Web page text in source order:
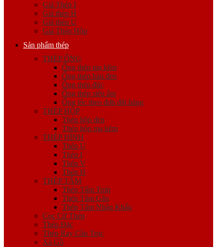
Giá Thép I
Giá thép H
Giá thép U
Giá Thép Hộp
Sản phẩm thép
THÉP ỐNG
Ống thép mạ kẽm
Ống thép hàn đen
Ống thép đúc
Ống thép siêu âm
Ống lốc theo đơn đặt hàng
THÉP HỘP
Thép hộp đen
Thép hộp mạ kẽm
THÉP HÌNH
Thép U
Thép I
Thép V
Thép H
THÉP TẤM
Thép Tấm Trơn
Thép Tấm Gân
Thép Tấm Nhập Khẩu
Cọc Cừ Thép
Thép Đặc
Thép Ray Cầu Trục
Xà Gồ